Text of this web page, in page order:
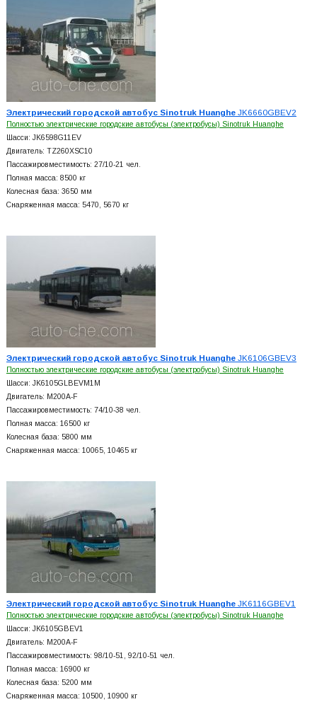
Электрический городской автобус Sinotruk HuangheJK6660GBEV2
Полностью электрические городские автобусы (электробусы) Sinotruk Huanghe
Шасси: JK6598G11EV
Двигатель: TZ260XSC10
Пассажировместимость: 27/10-21 чел.
Полная масса: 8500 кг
Колесная база: 3650 мм
Снаряженная масса: 5470, 5670 кг
Электрический городской автобус Sinotruk HuangheJK6106GBEV3
Полностью электрические городские автобусы (электробусы) Sinotruk Huanghe
Шасси: JK6105GLBEVM1M
Двигатель: M200A-F
Пассажировместимость: 74/10-38 чел.
Полная масса: 16500 кг
Колесная база: 5800 мм
Снаряженная масса: 10065, 10465 кг
Электрический городской автобус Sinotruk HuangheJK6116GBEV1
Полностью электрические городские автобусы (электробусы) Sinotruk Huanghe
Шасси: JK6105GBEV1
Двигатель: M200A-F
Пассажировместимость: 98/10-51, 92/10-51 чел.
Полная масса: 16900 кг
Колесная база: 5200 мм
Снаряженная масса: 10500, 10900 кг